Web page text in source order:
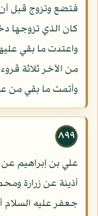
فتضع وتزوج قبل
كان الذي تزوجها
واعتدت ما بقي
من الآخر ثلاثة
وأتمت ما بقي من
٨٩٩
علي بن إبراهيم
أذينة عن زرارة
جعفر عليه السلام